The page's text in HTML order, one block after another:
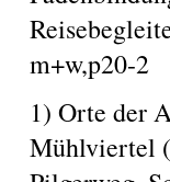
m+w,p20-2
1) Orte der
Mühlviertel